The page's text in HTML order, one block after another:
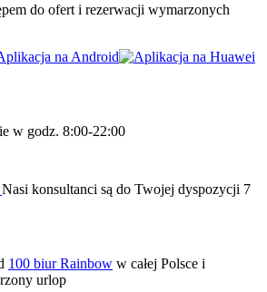
do ofert i rezerwacji wymarzonych
w godz. 8:00-22:00
Nasi konsultanci są do Twojej dyspozycji 7
100 biur Rainbow w całej Polsce i
urlop